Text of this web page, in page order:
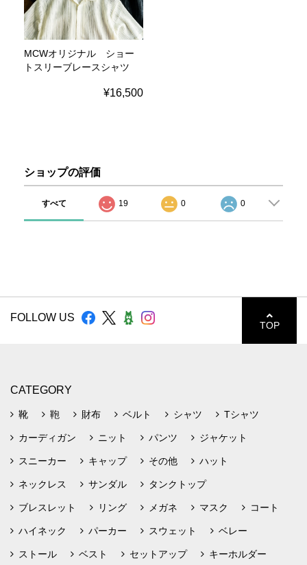
MCWオリジナル ショー
トスリーブレースシャツ
¥16,500
ショップの評価
すべて 19 0 0
FOLLOW US
TOP
CATEGORY
靴 鞄 財布 ベルト シャツ Tシャツ
カーディガン ニット パンツ ジャケット
スニーカー キャップ その他 ハット
ネックレス サンダル タンクトップ
ブレスレット リング メガネ マスク コート
ハイネック パーカー スウェット ベレー
ストール ベスト セットアップ キーホルダー